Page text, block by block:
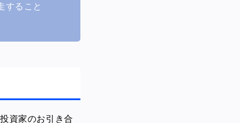
すること
資家のお引き合